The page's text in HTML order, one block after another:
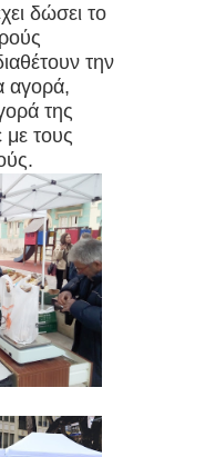
δώσει το
την
αγορά,
της
με τους